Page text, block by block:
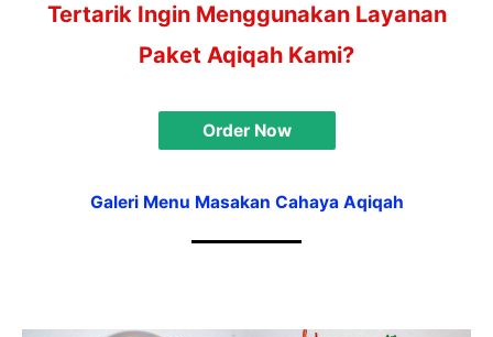
Tertarik Ingin Menggunakan Layanan
Paket Aqiqah Kami?
Order Now
Galeri Menu Masakan Cahaya Aqiqah